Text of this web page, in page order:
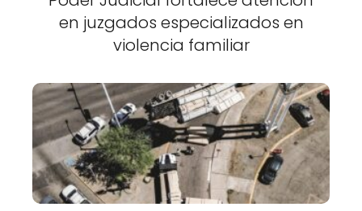
en juzgados especializados en
violencia familiar